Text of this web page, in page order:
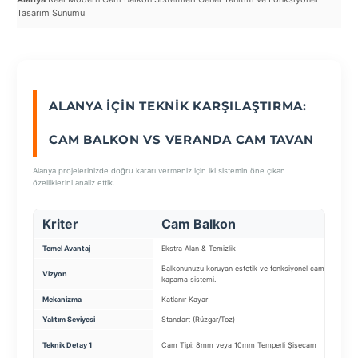
Tasarım Sunumu
ALANYA İÇIN TEKNIK KARŞILAŞTIRMA:
CAM BALKON VS VERANDA CAM TAVAN
Alanya projelerinizde doğru kararı vermeniz için iki sistemin öne çıkan
özelliklerini analiz ettik.
Kriter Cam Balkon
Temel Avantaj Ekstra Alan & Temizlik
Vizyon
Balkonunuzu koruyan estetik ve fonksiyonel cam
kapama sistemi.
Mekanizma Katlanır Kayar
Yalıtım Seviyesi Standart (Rüzgar/Toz)
Teknik Detay 1 Cam Tipi: 8mm veya 10mm Temperli Şişecam